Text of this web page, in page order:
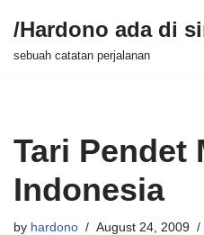
Skip
/Hardono ada di
sebuah catatan perjalanan
Tari Pendet
Indonesia
by hardono August 24, 2009